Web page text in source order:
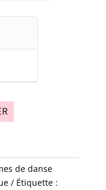
de danse
Étiquette :